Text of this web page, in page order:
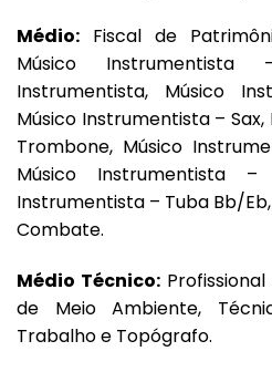
Médio: Fiscal de
Músico Instrumentista
Instrumentista, Músico
Músico Instrumentista –
Trombone, Músico
Músico Instrumentista
Instrumentista – Tuba Bb/
Combate.
Médio Técnico:Profissional
de Meio Ambiente,
Trabalho e Topógrafo.